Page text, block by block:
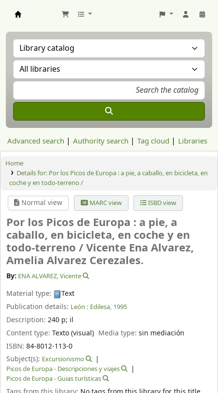
Advanced search Authority search Tag cloud Libraries
Home
Details for: Por los Picos de Europa : a pie, a caballo, en bicicleta, en
coche y en todo-terreno /
Normal view MARC view ISBD view
Por los Picos de Europa : a pie, a
caballo, en bicicleta, en coche y en
todo-terreno /Vicente Ena Alvarez,
Amelia Alvarez Cerezales.
By: ENA ALVAREZ, Vicente
Material type:
Text
Publication details: León : Edilesa, 1995
Description: 240 p; il
Content type: Texto (visual) Media type:sin mediación
ISBN: 84-8012-113-0
Subject(s): Excursionismo
Picos de Europa - Descripciones y viajes
Picos de Europa - Guias turísticas